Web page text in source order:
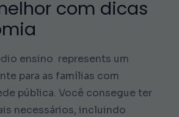
com dicas
ensino represents um
para as famílias com
pública. Você consegue ter
necessários, incluindo